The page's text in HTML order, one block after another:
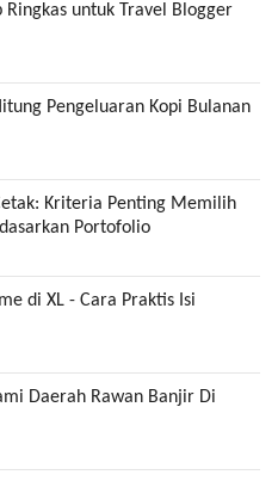
Ringkas untuk Travel Blogger
Pengeluaran Kopi Bulanan
Kriteria Penting Memilih
Portofolio
di XL - Cara Praktis Isi
Daerah Rawan Banjir Di